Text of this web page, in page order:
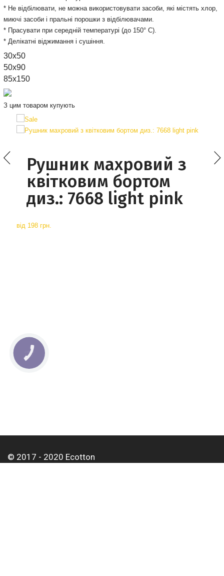
* Не відбілювати, не можна використовувати засоби, які містять хлор,
миючі засоби і пральні порошки з відбілювачами.
* Прасувати при середній температурі (до 150° С).
* Делікатні віджимання і сушіння.
30х50
50x90
85х150
З цим товаром купують
Рушник махровий з
квітковим бортом
диз.: 7668 light pink
від 198 грн.
© 2017 - 2020 Ecotton
КНОПКА
СВЯЗИ